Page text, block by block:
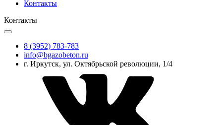
Контакты
Контакты
8 (3952) 783-783
info@bgazobeton.ru
г. Иркутск, ул. Октябрьской революции, 1/4